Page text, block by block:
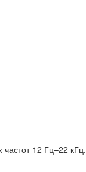
12 Гц–22 кГц.